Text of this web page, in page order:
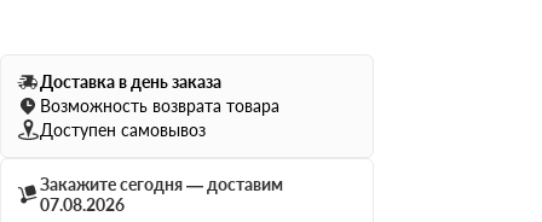
75 мм
100 мм
Н Оптима
Доставка в день заказа
Возможность возврата товара
Доступен самовывоз
Закажите сегодня — доставим
07.08.2026